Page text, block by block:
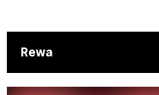
Rewa